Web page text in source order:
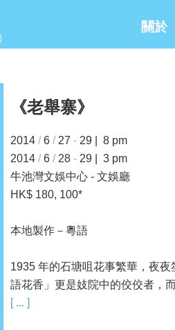
關於
《老舉寨》
2014 /6 /27 - 29 | 8 pm
2014 /6 /28 - 29 | 3 pm
牛池灣文娛中心 - 文娛廳
HK$ 180, 100*
本地製作－粵語
1935 年的石塘咀花事繁華，夜
語花香」更是妓院中的佼佼者，
妓寨中所有老舉都只有一個目標
[ ... ]